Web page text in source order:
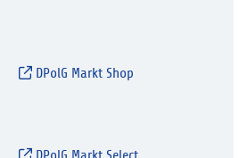
DPolG Markt Shop